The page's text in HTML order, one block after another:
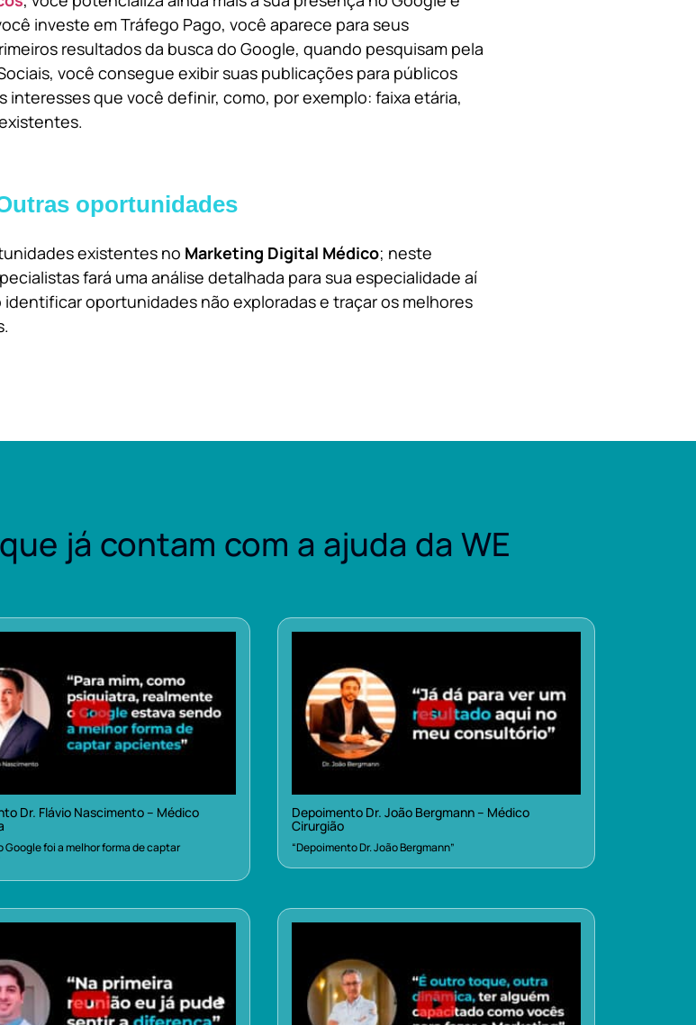
investe em Tráfego Pago, você aparece para seus
resultados da busca do Google, quando pesquisam pela
você consegue exibir suas publicações para públicos
que você definir, como, por exemplo: faixa etária,
oportunidades
existentes no Marketing Digital Médico; neste
fará uma análise detalhada para sua especialidade aí
oportunidades não exploradas e traçar os melhores
já contam com a ajuda da WE
Dr. Flávio Nascimento – Médico
Google foi a melhor forma de captar
Depoimento Dr. João Bergmann – Médico
Cirurgião
“Depoimento Dr. João Bergmann”